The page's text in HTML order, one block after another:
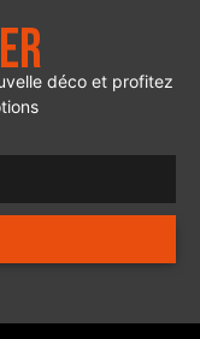
déco et profitez